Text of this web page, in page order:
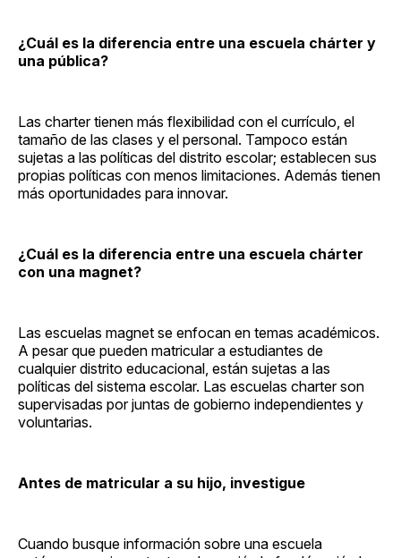
¿Cuál es la diferencia entre una escuela chárter y
una pública?
Las charter tienen más flexibilidad con el currículo, el
tamaño de las clases y el personal. Tampoco están
sujetas a las políticas del distrito escolar; establecen sus
propias políticas con menos limitaciones. Además tienen
más oportunidades para innovar.
¿Cuál es la diferencia entre una escuela chárter
con una magnet?
Las escuelas magnet se enfocan en temas académicos.
A pesar que pueden matricular a estudiantes de
cualquier distrito educacional, están sujetas a las
políticas del sistema escolar. Las escuelas charter son
supervisadas por juntas de gobierno independientes y
voluntarias.
Antes de matricular a su hijo, investigue
Cuando busque información sobre una escuela